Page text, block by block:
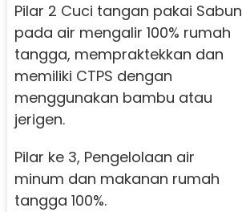
Pilar 2 Cuci tangan pakai Sabun
pada air mengalir 100% rumah
tangga, mempraktekkan dan
memiliki CTPS dengan
menggunakan bambu atau
jerigen.
Pilar ke 3, Pengelolaan air
minum dan makanan rumah
tangga 100%.